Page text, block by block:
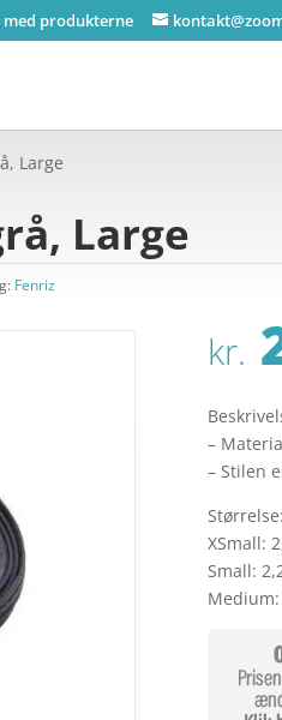
med produkterne
Large
Large
Fenriz
kr.
–
– Stilen
Størrelse:
XSmall:
Small: